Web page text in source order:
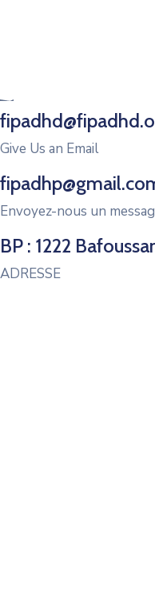
Give Us an Email
Envoyez-nous un
BP : 1222
ADRESSE